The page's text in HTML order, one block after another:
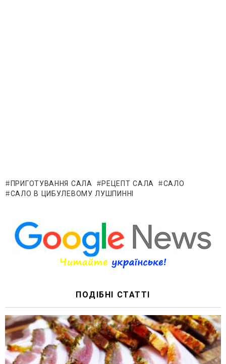
ПРИГОТУВАННЯ САЛА РЕЦЕПТ САЛА
САЛО
САЛО В ЦИБУЛЕВОМУ ЛУШПИННІ
ПОДІБНІ СТАТТІ